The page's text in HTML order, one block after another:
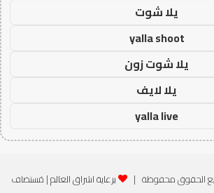
يلا شوت
yalla shoot
يلا شوت زون
يلا لايف
yalla live
برعاية اشراق العالم| مُستضاف